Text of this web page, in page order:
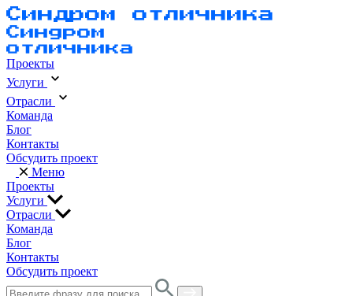
Проекты
Услуги
Отрасли
Команда
Блог
Контакты
Обсудить проект
Меню
Проекты
Услуги
Отрасли
Команда
Блог
Контакты
Обсудить проект